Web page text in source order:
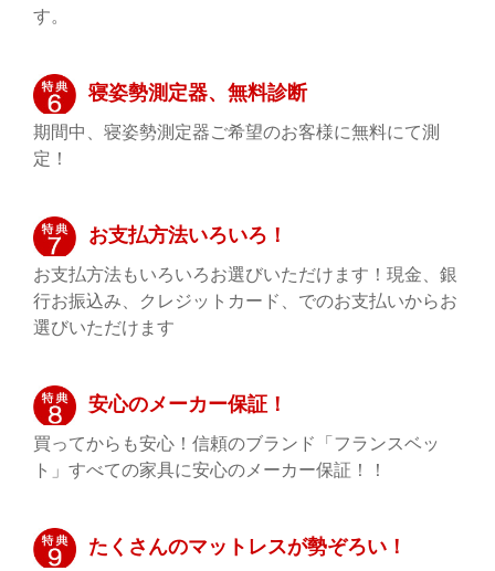
す。
寝姿勢測定器、無料診断
期間中、寝姿勢測定器ご希望のお客様に無料にて測
定！
お支払方法いろいろ！
お支払方法もいろいろお選びいただけます！現金、銀
行お振込み、クレジットカード、でのお支払いからお
選びいただけます
安心のメーカー保証！
買ってからも安心！信頼のブランド「フランスベッ
ト」すべての家具に安心のメーカー保証！！
たくさんのマットレスが勢ぞろい！